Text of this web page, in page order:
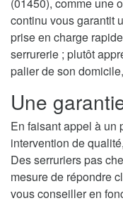
continu vous garantit
prise en charge
serrurerie ; plutôt
palier de son
Une
En faisant appel à un
intervention de
Des serruriers pas
mesure de répondre
vous conseiller en